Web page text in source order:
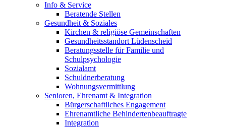
Info & Service
Beratende Stellen
Gesundheit & Soziales
Kirchen & religiöse Gemeinschaften
Gesundheitsstandort Lüdenscheid
Beratungsstelle für Familie und
Schulpsychologie
Sozialamt
Schuldnerberatung
Wohnungsvermittlung
Senioren, Ehrenamt & Integration
Bürgerschaftliches Engagement
Ehrenamtliche Behindertenbeauftragte
Integration